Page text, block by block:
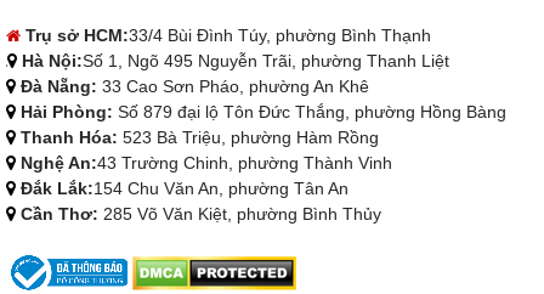
Trụ sở HCM:33/4 Bùi Đình Túy, phường Bình Thạnh
Hà Nội:Số 1, Ngõ 495 Nguyễn Trãi, phường Thanh Liệt
Đà Nẵng: 33 Cao Sơn Pháo, phường An Khê
Hải Phòng: Số 879 đại lộ Tôn Đức Thắng, phường Hồng Bàng
Thanh Hóa: 523 Bà Triệu, phường Hàm Rồng
Nghệ An:43 Trường Chinh, phường Thành Vinh
Đắk Lắk:154 Chu Văn An, phường Tân An
Cần Thơ: 285 Võ Văn Kiệt, phường Bình Thủy